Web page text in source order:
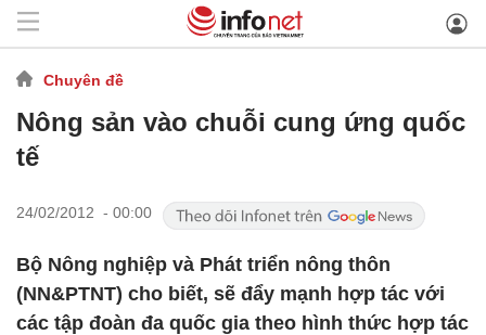
Chuyên đề
Nông sản vào chuỗi cung ứng quốc
tế
24/02/2012 - 00:00
Bộ Nông nghiệp và Phát triển nông thôn
(NN&PTNT) cho biết, sẽ đẩy mạnh hợp tác với
các tập đoàn đa quốc gia theo hình thức hợp tác